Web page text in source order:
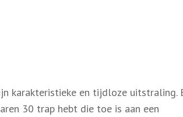
karakteristieke en tijdloze uitstraling.
30 trap hebt die toe is aan een